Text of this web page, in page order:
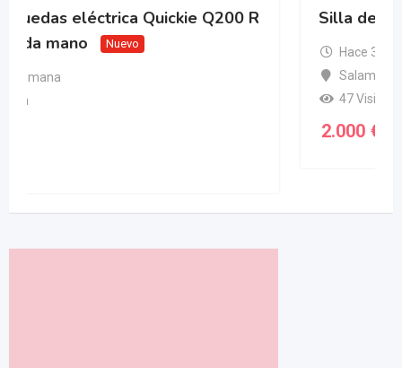
Silla de ruedas q50r carbon
Hace 3 semanas